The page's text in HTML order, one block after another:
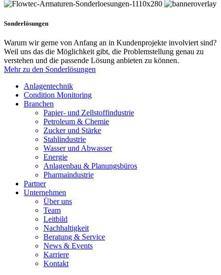
Sonderlösungen
Warum wir gerne von Anfang an in Kundenprojekte involviert sind?
Weil uns das die Möglichkeit gibt, die Problemstellung genau zu
verstehen und die passende Lösung anbieten zu können.
Mehr zu den Sonderlösungen
Anlagentechnik
Condition Monitoring
Branchen
Papier- und Zellstoffindustrie
Petroleum & Chemie
Zucker und Stärke
Stahlindustrie
Wasser und Abwasser
Energie
Anlagenbau & Planungsbüros
Pharmaindustrie
Partner
Unternehmen
Über uns
Team
Leitbild
Nachhaltigkeit
Beratung & Service
News & Events
Karriere
Kontakt